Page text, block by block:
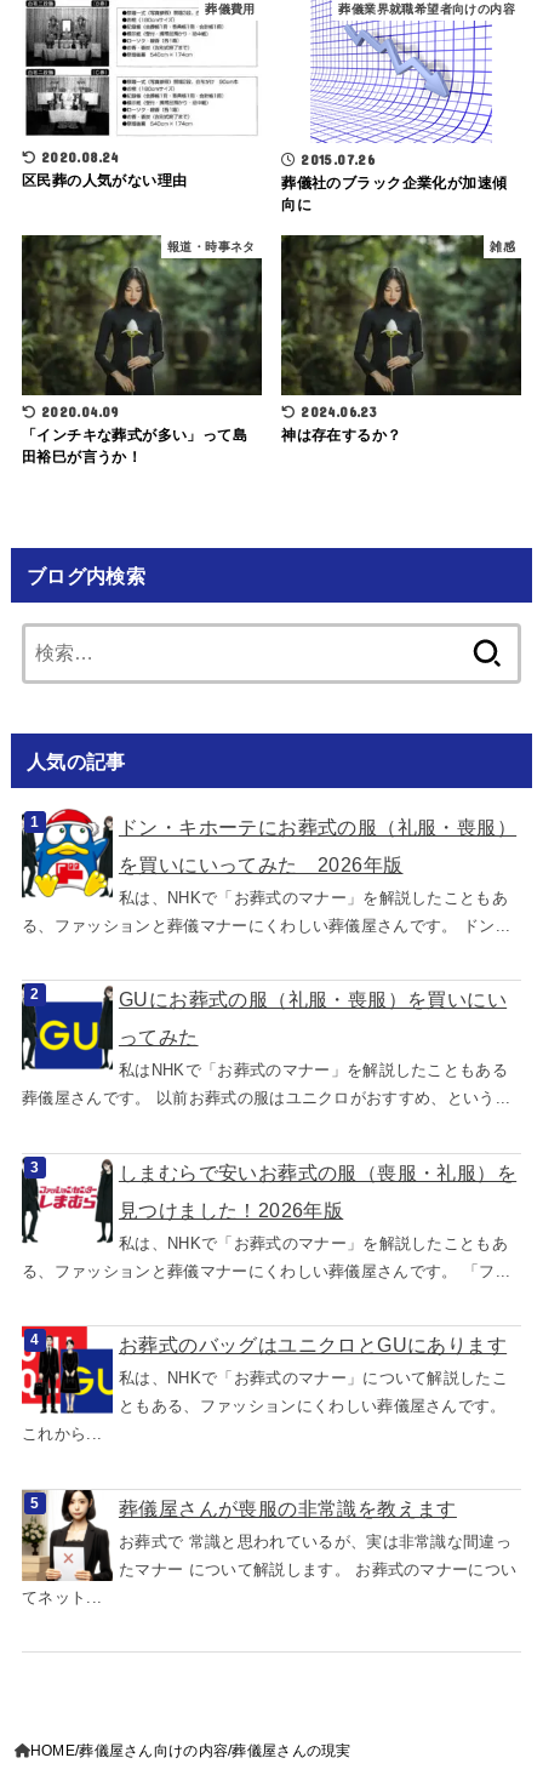
葬儀費用
2020.08.24
区民葬の人気がない理由
葬儀業界就職希望者向けの内容
2015.07.26
葬儀社のブラック企業化が加速傾
向に
報道・時事ネタ
2020.04.09
「インチキな葬式が多い」って島
田裕巳が言うか！
雑感
2024.06.23
神は存在するか？
ブログ内検索
索:
人気の記事
ドン・キホーテにお葬式の服（礼服・喪服）
を買いにいってみた 2026年版
私は、NHKで「お葬式のマナー」を解説したこともあ
る、ファッションと葬儀マナーにくわしい葬儀屋さんです。 ドン...
GUにお葬式の服（礼服・喪服）を買いにい
ってみた
私はNHKで「お葬式のマナー」を解説したこともある
葬儀屋さんです。 以前お葬式の服はユニクロがおすすめ、という...
しまむらで安いお葬式の服（喪服・礼服）を
見つけました！2026年版
私は、NHKで「お葬式のマナー」を解説したこともあ
る、ファッションと葬儀マナーにくわしい葬儀屋さんです。 「フ...
お葬式のバッグはユニクロとGUにあります
私は、NHKで「お葬式のマナー」について解説したこ
ともある、ファッションにくわしい葬儀屋さんです。
これから...
葬儀屋さんが喪服の非常識を教えます
お葬式で 常識と思われているが、実は非常識な間違っ
たマナー について解説します。 お葬式のマナーについ
てネット...
HOME 葬儀屋さん向けの内容 葬儀屋さんの現実